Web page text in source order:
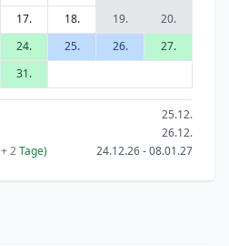
17. 18. 19.
20.
24. 25. 26.
27.
31.
25.12.
26.12.
+ 2Tage) 24.12.26 - 08.01.27